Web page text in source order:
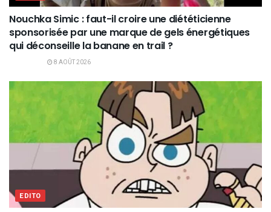
Nouchka Simic : faut-il croire une diététicienne
sponsorisée par une marque de gels énergétiques
qui déconseille la banane en trail ?
8 AOÛT 2026
EDITO